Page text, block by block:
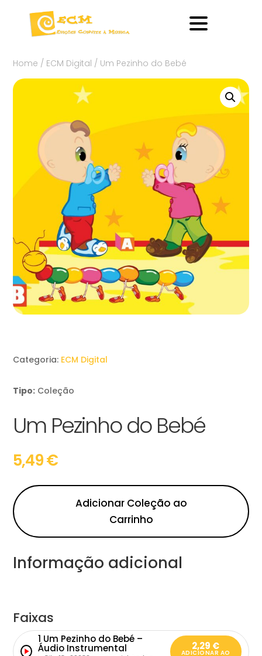
Home / ECM Digital / Um Pezinho do Bebé
Categoria: ECM Digital
Tipo: Coleção
Um Pezinho do Bebé
5,49€
Adicionar Coleção ao
Carrinho
Informação adicional
Faixas
1 Um Pezinho do Bebé –
Áudio Instrumental 2,29 €
ADICIONAR AO